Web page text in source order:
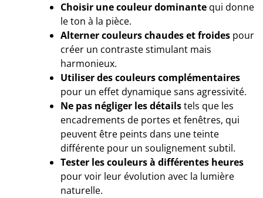
Choisir une couleur dominante qui donne
le ton à la pièce.
Alterner couleurs chaudes et froides pour
créer un contraste stimulant mais
harmonieux.
Utiliser des couleurs complémentaires
pour un effet dynamique sans agressivité.
Ne pas négliger les détailstels que les
encadrements de portes et fenêtres, qui
peuvent être peints dans une teinte
différente pour un soulignement subtil.
Tester les couleurs à différentes heures
pour voir leur évolution avec la lumière
naturelle.